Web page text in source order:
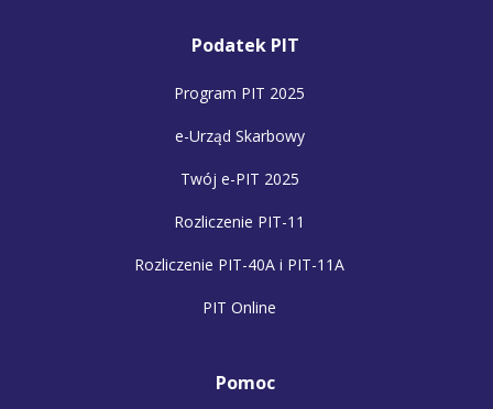
Podatek PIT
Program PIT 2025
e-Urząd Skarbowy
Twój e-PIT 2025
Rozliczenie PIT-11
Rozliczenie PIT-40A i PIT-11A
PIT Online
Pomoc